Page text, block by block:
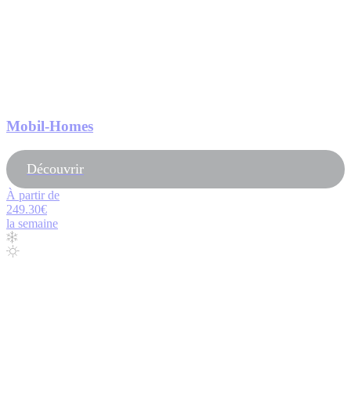
Mobil-Homes
Découvrir
À partir de
249.30€
la semaine